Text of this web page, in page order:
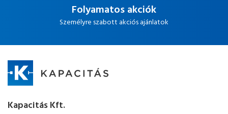
Folyamatos akciók
Személyre szabott akciós ajánlatok
Kapacitás Kft.